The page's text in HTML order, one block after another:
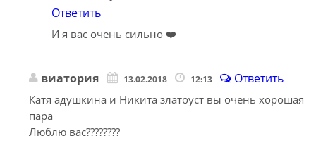
Ответить
И я вас очень сильно ❤️
виатория 13.02.2018 12:13 Ответить
Катя адушкина и Никита златоуст вы очень хорошая
пара
Люблю вас????????